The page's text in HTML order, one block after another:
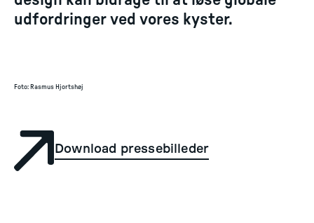
udfordringer ved vores kyster.
Foto: Rasmus Hjortshøj
Download pressebilleder